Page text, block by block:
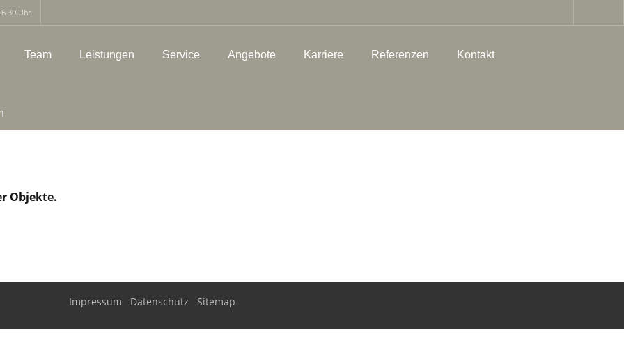
Uhr
Team Leistungen Service Angebote Karriere Referenzen Kontakt
Objekte.
Impressum Datenschutz Sitemap